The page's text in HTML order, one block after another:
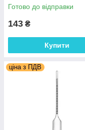
Готово до відправки
143 ₴
Купити
ціна з ПДВ